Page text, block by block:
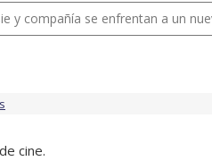
y compañía se enfrentan a un
cine.